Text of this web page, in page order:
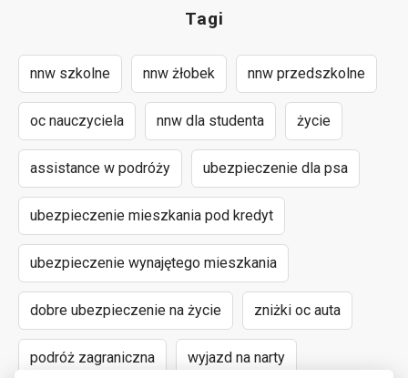
Tagi
nnw szkolne nnw żłobek nnw przedszkolne
oc nauczyciela nnw dla studenta życie
assistance w podróży ubezpieczenie dla psa
ubezpieczenie mieszkania pod kredyt
ubezpieczenie wynajętego mieszkania
dobre ubezpieczenie na życie zniżki oc auta
podróż zagraniczna wyjazd na narty